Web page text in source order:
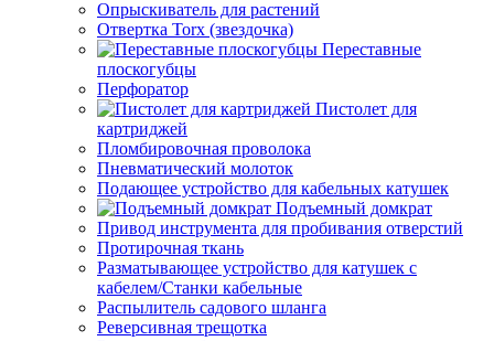
Опрыскиватель для растений
Отвертка Torx (звездочка)
Переставные
плоскогубцы
Перфоратор
Пистолет для
картриджей
Пломбировочная проволока
Пневматический молоток
Подающее устройство для кабельных катушек
Подъемный домкрат
Привод инструмента для пробивания отверстий
Протирочная ткань
Разматывающее устройство для катушек с
кабелем/Станки кабельные
Распылитель садового шланга
Реверсивная трещотка